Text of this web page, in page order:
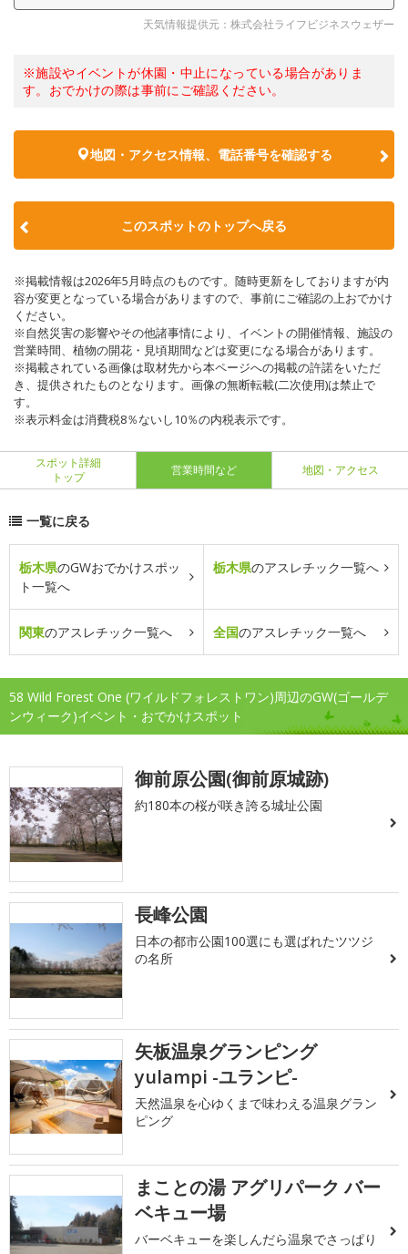
天気情報提供元：株式会社ライフビジネスウェザー
※施設やイベントが休園・中止になっている場合がありま
す。おでかけの際は事前にご確認ください。
地図・アクセス情報、電話番号を確認する
このスポットのトップへ戻る
※掲載情報は2026年5月時点のものです。随時更新をしておりますが内
容が変更となっている場合がありますので、事前にご確認の上おでかけ
ください。
※自然災害の影響やその他諸事情により、イベントの開催情報、施設の
営業時間、植物の開花・見頃期間などは変更になる場合があります。
※掲載されている画像は取材先から本ページへの掲載の許諾をいただ
き、提供されたものとなります。画像の無断転載(二次使用)は禁止で
す。
※表示料金は消費税8％ないし10％の内税表示です。
スポット詳細
トップ
営業時間など 地図・アクセス
一覧に戻る
栃木県のGWおでかけスポッ
ト一覧へ
栃木県のアスレチック一覧へ
関東のアスレチック一覧へ 全国のアスレチック一覧へ
58 Wild Forest One (ワイルドフォレストワン)周辺のGW(ゴールデ
ンウィーク)イベント・おでかけスポット
御前原公園(御前原城跡)
約180本の桜が咲き誇る城址公園
長峰公園
日本の都市公園100選にも選ばれたツツジ
の名所
矢板温泉グランピング
yulampi -ユランピ-
天然温泉を心ゆくまで味わえる温泉グラン
ピング
まことの湯 アグリパーク バー
ベキュー場
バーベキューを楽しんだら温泉でさっぱり